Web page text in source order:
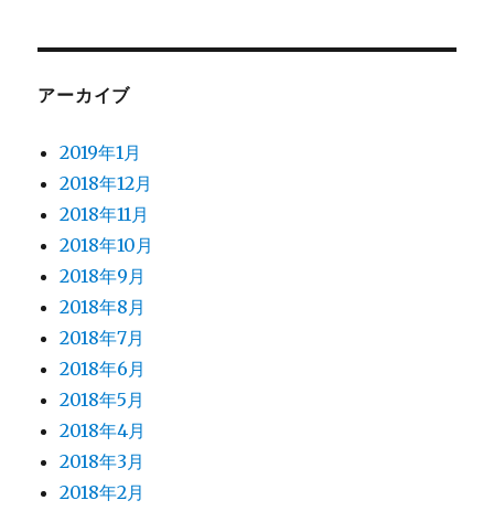
アーカイブ
2019年1月
2018年12月
2018年11月
2018年10月
2018年9月
2018年8月
2018年7月
2018年6月
2018年5月
2018年4月
2018年3月
2018年2月